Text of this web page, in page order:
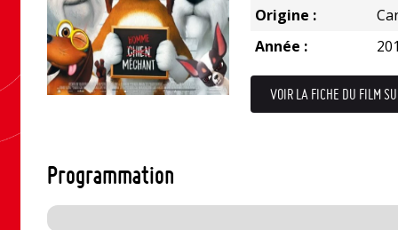
Origine :
Année :
VOIR LA FICHE DU FILM
Programmation